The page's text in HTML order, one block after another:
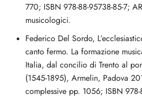
770; ISBN 978-88-95738-85-7;
musicologici.
Federico Del Sordo,
canto fermo. La formazione
Italia, dal concilio di Trento al
(1545-1895), Armelin, Padova
complessive pp. 1056; ISBN 978-